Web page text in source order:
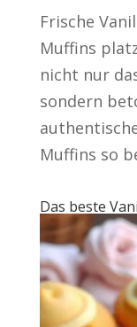
Frische
Muffins
nicht nur
sondern
Muffins so
Das beste